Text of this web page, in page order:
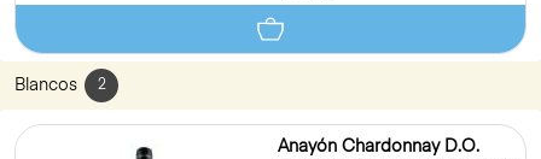
Blancos 2
Anayón Chardonnay D.O.